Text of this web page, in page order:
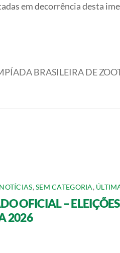
em decorrência desta
BRASILEIRA DE
NOTÍCIAS,SEM CATEGORIA,
OFICIAL – ELEIÇÕES
2026